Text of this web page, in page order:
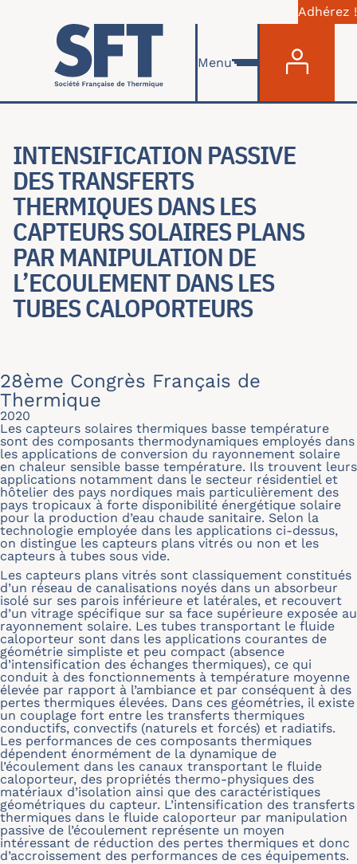
Aller au contenu principal
Adhérez !
Menu
INTENSIFICATION PASSIVE
DES TRANSFERTS
THERMIQUES DANS LES
CAPTEURS SOLAIRES PLANS
PAR MANIPULATION DE
L’ECOULEMENT DANS LES
TUBES CALOPORTEURS
28ème Congrès Français de
Thermique
2020
Les capteurs solaires thermiques basse température
sont des composants thermodynamiques employés dans
les applications de conversion du rayonnement solaire
en chaleur sensible basse température. Ils trouvent leurs
applications notamment dans le secteur résidentiel et
hôtelier des pays nordiques mais particulièrement des
pays tropicaux à forte disponibilité énergétique solaire
pour la production d’eau chaude sanitaire. Selon la
technologie employée dans les applications ci-dessus,
on distingue les capteurs plans vitrés ou non et les
capteurs à tubes sous vide.
Les capteurs plans vitrés sont classiquement constitués
d’un réseau de canalisations noyés dans un absorbeur
isolé sur ses parois inférieure et latérales, et recouvert
d’un vitrage spécifique sur sa face supérieure exposée au
rayonnement solaire. Les tubes transportant le fluide
caloporteur sont dans les applications courantes de
géométrie simpliste et peu compact (absence
d’intensification des échanges thermiques), ce qui
conduit à des fonctionnements à température moyenne
élevée par rapport à l’ambiance et par conséquent à des
pertes thermiques élevées. Dans ces géométries, il existe
un couplage fort entre les transferts thermiques
conductifs, convectifs (naturels et forcés) et radiatifs.
Les performances de ces composants thermiques
dépendent énormément de la dynamique de
l’écoulement dans les canaux transportant le fluide
caloporteur, des propriétés thermo-physiques des
matériaux d’isolation ainsi que des caractéristiques
géométriques du capteur. L’intensification des transferts
thermiques dans le fluide caloporteur par manipulation
passive de l’écoulement représente un moyen
intéressant de réduction des pertes thermiques et donc
d’accroissement des performances de ces équipements.